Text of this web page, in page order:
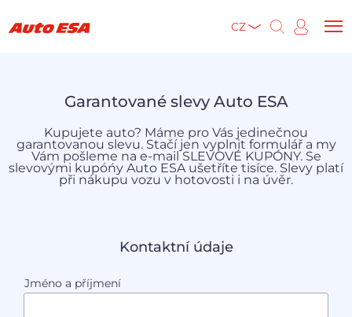
CZ
Garantované slevy Auto ESA
Kupujete auto? Máme pro Vás jedinečnou
garantovanou slevu. Stačí jen vyplnit formulář a my
Vám pošleme na e-mail SLEVOVÉ KUPÓNY. Se
slevovými kupóńy Auto ESA ušetříte tisíce. Slevy platí
při nákupu vozu v hotovosti i na úvěr.
Kontaktní údaje
Jméno a příjmení